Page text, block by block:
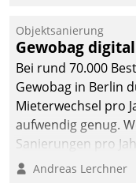
Unternehmen.
Objektsanierung
Gewobag
Bei rund 70.000
Gewobag in Berlin
Mieterwechsel pro
aufwendig genug.
Sanierungen pro
Betreuungs- und
Andreas Lerchner